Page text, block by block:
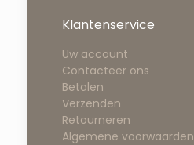
Klantenservice
Uw account
Contacteer ons
Betalen
Verzenden
Retourneren
Algemene voorwaarden